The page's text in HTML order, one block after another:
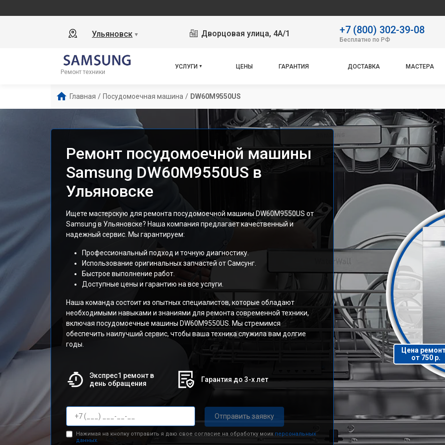
Ульяновск ▼ Дворцовая улица, 4А/1 +7 (800) 302-39-08
Бесплатно по РФ
Ремонт техники
УСЛУГИ ЦЕНЫ ГАРАНТИЯ ДОСТАВКА МАСТЕРА
Главная / Посудомоечная машина / DW60M9550US
Ремонт посудомоечной машины
Samsung DW60M9550US в
Ульяновске
Ищете мастерскую для ремонта посудомоечной машины DW60M9550US от
Samsung в Ульяновске? Наша компания предлагает качественный и
надежный сервис. Мы гарантируем:
Профессиональный подход и точную диагностику.
Использование оригинальных запчастей от Самсунг.
Быстрое выполнение работ.
Доступные цены и гарантию на все услуги.
Наша команда состоит из опытных специалистов, которые обладают
необходимыми навыками и знаниями для ремонта современной техники,
включая посудомоечные машины DW60M9550US. Мы стремимся
обеспечить наилучший сервис, чтобы ваша техника служила вам долгие
годы.
Экспрес1 ремонт в
день обращения
Гарантия до 3-х лет
Отправить заявку
Нажимая на кнопку отправить я даю свое согласие на обработку моих персональных
данных.
Цена
от 750 р.